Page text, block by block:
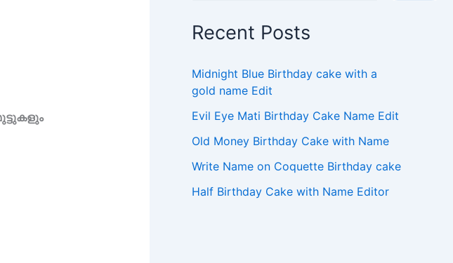
Recent Posts
Midnight Blue Birthday cake with a
gold name Edit
Evil Eye Mati Birthday Cake Name Edit
Old Money Birthday Cake with Name
Write Name on Coquette Birthday cake
Half Birthday Cake with Name Editor